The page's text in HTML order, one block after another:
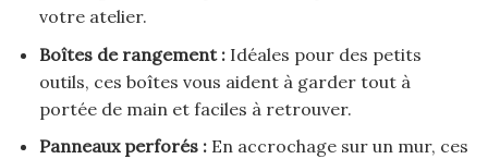
votre atelier.
Boîtes de rangement :Idéales pour des petits
outils, ces boîtes vous aident à garder tout à
portée de main et faciles à retrouver.
Panneaux perforés :En accrochage sur un mur, ces